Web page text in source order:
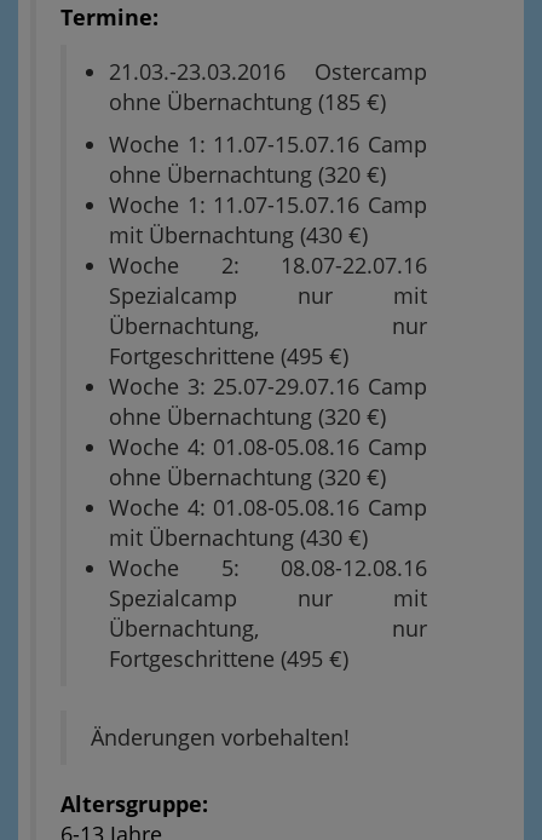
Termine:
21.03.-23.03.2016 Ostercamp
ohne Übernachtung (185 €)
Woche 1: 11.07-15.07.16 Camp
ohne Übernachtung (320 €)
Woche 1: 11.07-15.07.16 Camp
mit Übernachtung (430 €)
Woche 2: 18.07-22.07.16
Spezialcamp nur mit
Übernachtung, nur
Fortgeschrittene (495 €)
Woche 3: 25.07-29.07.16 Camp
ohne Übernachtung (320 €)
Woche 4: 01.08-05.08.16 Camp
ohne Übernachtung (320 €)
Woche 4: 01.08-05.08.16 Camp
mit Übernachtung (430 €)
Woche 5: 08.08-12.08.16
Spezialcamp nur mit
Übernachtung, nur
Fortgeschrittene (495 €)
Änderungen vorbehalten!
Altersgruppe:
6-13 Jahre